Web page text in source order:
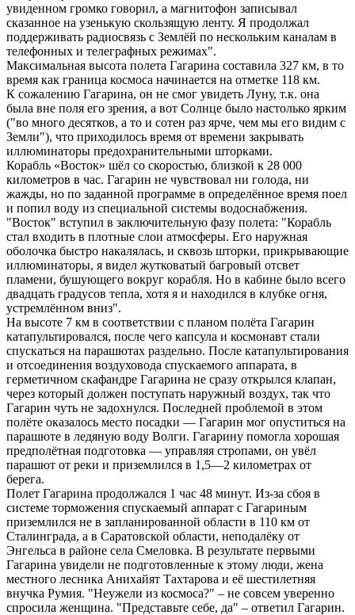
увиденном громко говорил, а магнитофон записывал
сказанное на узенькую скользящую ленту. Я продолжал
поддерживать радиосвязь с Землёй по нескольким каналам в
телефонных и телеграфных режимах".
Максимальная высота полета Гагарина составила 327 км, в то
время как граница космоса начинается на отметке 118 км.
К сожалению Гагарина, он не смог увидеть Луну, т.к. она
была вне поля его зрения, а вот Солнце было настолько ярким
("во много десятков, а то и сотен раз ярче, чем мы его видим с
Земли"), что приходилось время от времени закрывать
иллюминаторы предохранительными шторками.
Корабль «Восток» шёл со скоростью, близкой к 28 000
километров в час. Гагарин не чувствовал ни голода, ни
жажды, но по заданной программе в определённое время поел
и попил воду из специальной системы водоснабжения.
"Восток" вступил в заключительную фазу полета: "Корабль
стал входить в плотные слои атмосферы. Его наружная
оболочка быстро накалялась, и сквозь шторки, прикрывающие
иллюминаторы, я видел жутковатый багровый отсвет
пламени, бушующего вокруг корабля. Но в кабине было всего
двадцать градусов тепла, хотя я и находился в клубке огня,
устремлённом вниз".
На высоте 7 км в соответствии с планом полёта Гагарин
катапультировался, после чего капсула и космонавт стали
спускаться на парашютах раздельно. После катапультирования
и отсоединения воздуховода спускаемого аппарата, в
герметичном скафандре Гагарина не сразу открылся клапан,
через который должен поступать наружный воздух, так что
Гагарин чуть не задохнулся. Последней проблемой в этом
полёте оказалось место посадки — Гагарин мог опуститься на
парашюте в ледяную воду Волги. Гагарину помогла хорошая
предполётная подготовка — управляя стропами, он увёл
парашют от реки и приземлился в 1,5—2 километрах от
берега.
Полет Гагарина продолжался 1 час 48 минут. Из-за сбоя в
системе торможения спускаемый аппарат с Гагариным
приземлился не в запланированной области в 110 км от
Сталинграда, а в Саратовской области, неподалёку от
Энгельса в районе села Смеловка. В результате первыми
Гагарина увидели не подготовленные к этому люди, жена
местного лесника Анихайят Тахтарова и её шестилетняя
внучка Румия. "Неужели из космоса?" – не совсем уверенно
спросила женщина. "Представьте себе, да" – ответил Гагарин.